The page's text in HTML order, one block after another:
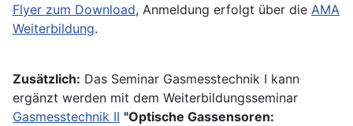
Flyer zum Download, Anmeldung erfolgt über die AMA
Weiterbildung.
Zusätzlich: Das Seminar Gasmesstechnik I kann
ergänzt werden mit dem Weiterbildungsseminar
Gasmesstechnik II "Optische Gassensoren: